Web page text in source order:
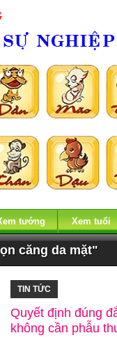
tướng Xem tuổi
căng da mặt"
TIN TỨC
Quyết định đúng
không cần phẫu